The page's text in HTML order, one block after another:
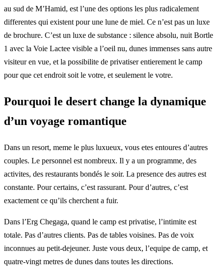
au sud de M’Hamid, est l’une des options les plus radicalement
differentes qui existent pour une lune de miel. Ce n’est pas un luxe
de brochure. C’est un luxe de substance : silence absolu, nuit Bortle
1 avec la Voie Lactee visible a l’oeil nu, dunes immenses sans autre
visiteur en vue, et la possibilite de privatiser entierement le camp
pour que cet endroit soit le votre, et seulement le votre.
Pourquoi le desert change la dynamique
d’un voyage romantique
Dans un resort, meme le plus luxueux, vous etes entoures d’autres
couples. Le personnel est nombreux. Il y a un programme, des
activites, des restaurants bondés le soir. La presence des autres est
constante. Pour certains, c’est rassurant. Pour d’autres, c’est
exactement ce qu’ils cherchent a fuir.
Dans l’Erg Chegaga, quand le camp est privatise, l’intimite est
totale. Pas d’autres clients. Pas de tables voisines. Pas de voix
inconnues au petit-dejeuner. Juste vous deux, l’equipe de camp, et
quatre-vingt metres de dunes dans toutes les directions.